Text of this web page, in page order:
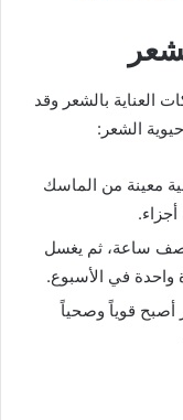
العناية بالشعر وقد
الشعر:
معينة من الماسك
نصف ساعة، ثم يغسل
واحدة في الأسبوع.
أصبح قوياً وصحياً